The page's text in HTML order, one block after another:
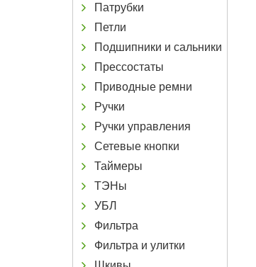
Патрубки
Петли
Подшипники и сальники
Прессостаты
Приводные ремни
Ручки
Ручки управления
Сетевые кнопки
Таймеры
ТЭНы
УБЛ
Фильтра
Фильтра и улитки